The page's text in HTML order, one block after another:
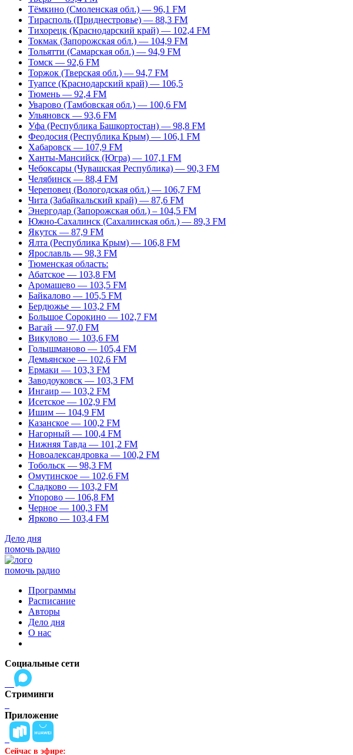
Тёмкино (Смоленская обл.) — 96,1 FM
Тирасполь (Приднестровье) — 88,3 FM
Тихорецк (Краснодарский край) — 102,4 FM
Токмак (Запорожская обл.) — 104,9 FM
Тольятти (Самарская обл.) — 94,9 FM
Томск — 92,6 FM
Торжок (Тверская обл.) — 94,7 FM
Туапсе (Краснодарский край) — 106,5
Тюмень — 92,4 FM
Уварово (Тамбовская обл.) — 100,6 FM
Ульяновск — 93,6 FM
Уфа (Республика Башкортостан) — 98,8 FM
Феодосия (Республика Крым) — 106,1 FM
Хабаровск — 107,9 FM
Ханты-Мансийск (Югра) — 107,1 FM
Чебоксары (Чувашская Республика) — 90,3 FM
Челябинск — 88,4 FM
Череповец (Вологодская обл.) — 106,7 FM
Чита (Забайкальский край) — 87,6 FM
Энергодар (Запорожская обл.) – 104,5 FM
Южно-Сахалинск (Сахалинская обл.) — 89,3 FM
Якутск — 87,9 FM
Ялта (Республика Крым) — 106,8 FM
Ярославль — 98,3 FM
Тюменская область:
Абатское — 103,8 FM
Аромашево — 103,5 FM
Байкалово — 105,5 FM
Бердюжье — 103,2 FM
Большое Сорокино — 102,7 FM
Вагай — 97,0 FM
Викулово — 103,6 FM
Голышманово — 105,4 FM
Демьянское — 102,6 FM
Ермаки — 103,3 FM
Заводоуковск — 103,3 FM
Ингаир — 103,2 FM
Исетское — 102,9 FM
Ишим — 104,9 FM
Казанское — 100,2 FM
Нагорный — 100,4 FM
Нижняя Тавда — 101,2 FM
Новоалександровка — 100,2 FM
Тобольск — 98,3 FM
Омутинское — 102,6 FM
Сладково — 103,2 FM
Упорово — 106,8 FM
Черное — 100,3 FM
Ярково — 103,4 FM
Дело дня
помочь радио
помочь радио
Программы
Расписание
Авторы
Дело дня
О нас
Социальные сети
Стриминги
Приложение
Сейчас в эфире: